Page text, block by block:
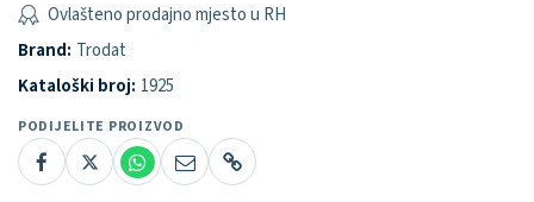
Ovlašteno prodajno mjesto u RH
Brand: Trodat
Kataloški broj: 1925
PODIJELITE PROIZVOD